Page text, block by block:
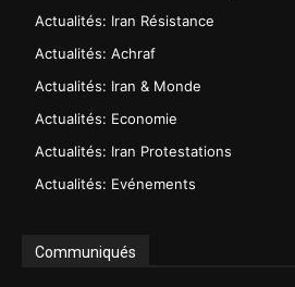
Actualités: Iran Résistance
Actualités: Achraf
Actualités: Iran & Monde
Actualités: Economie
Actualités: Iran Protestations
Actualités: Evénements
Communiqués